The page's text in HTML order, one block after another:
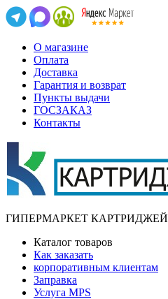
О магазине
Оплата
Доставка
Гарантия и возврат
Пункты выдачи
ГОСЗАКАЗ
Контакты
ГИПЕРМАРКЕТ КАРТРИДЖЕЙ
Каталог товаров
Как заказать
корпоративным клиентам
Заправка
Услуга MPS